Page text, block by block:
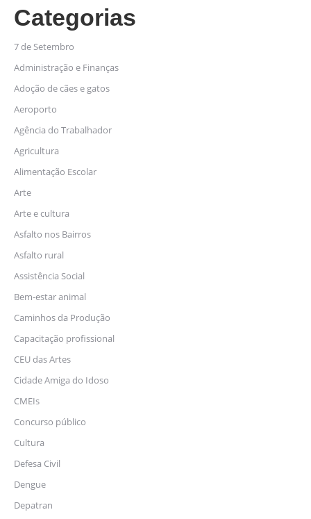
Categorias
7 de Setembro
Administração e Finanças
Adoção de cães e gatos
Aeroporto
Agência do Trabalhador
Agricultura
Alimentação Escolar
Arte
Arte e cultura
Asfalto nos Bairros
Asfalto rural
Assistência Social
Bem-estar animal
Caminhos da Produção
Capacitação profissional
CEU das Artes
Cidade Amiga do Idoso
CMEIs
Concurso público
Cultura
Defesa Civil
Dengue
Depatran